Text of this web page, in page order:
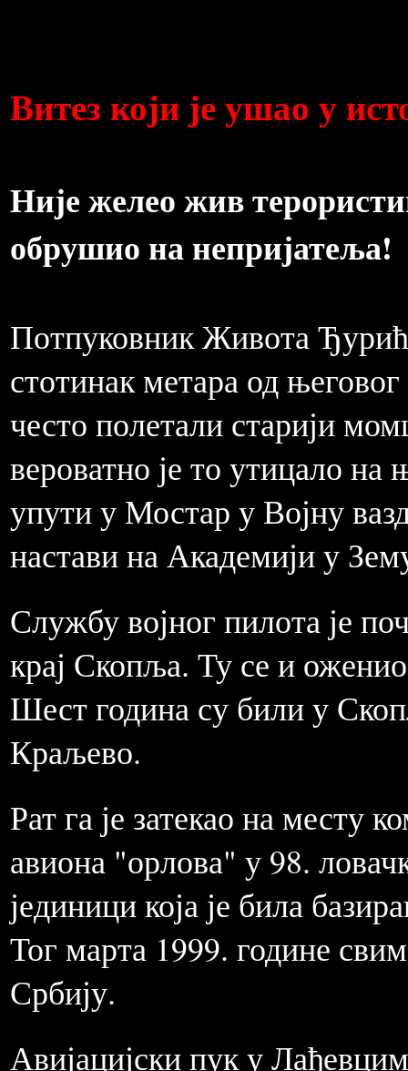
Витез који је ушао у
Није желео жив
обрушио на непријатеља!
Потпуковник Живота
стотинак метара од
често полетали старији
вероватно је то утицало
упути у Мостар у Војну
настави на Академији у
Службу војног пилота је
крај Скопља. Ту се и
Шест година су били у
Краљево.
Рат га је затекао на месту
авиона "орлова" у 98.
јединици која је била
Тог марта 1999. године
Србију.
Авијацијски пук у